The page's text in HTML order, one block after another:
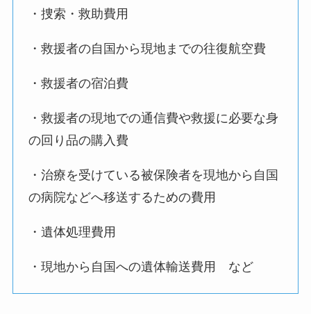
・捜索・救助費用
・救援者の自国から現地までの往復航空費
・救援者の宿泊費
・救援者の現地での通信費や救援に必要な身
の回り品の購入費
・治療を受けている被保険者を現地から自国
の病院などへ移送するための費用
・遺体処理費用
・現地から自国への遺体輸送費用 など